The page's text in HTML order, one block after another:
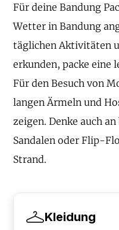
Für deine Bandung
Wetter in Bandung
täglichen Aktivitäten
erkunden, packe eine
Für den Besuch von
langen Ärmeln und
zeigen. Denke auch
Sandalen oder Flip-
Strand.
Kleidung